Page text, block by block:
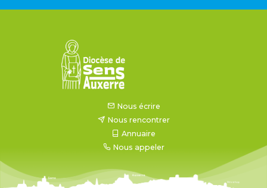
Nous écrire
Nous rencontrer
Annuaire
Nous appeler